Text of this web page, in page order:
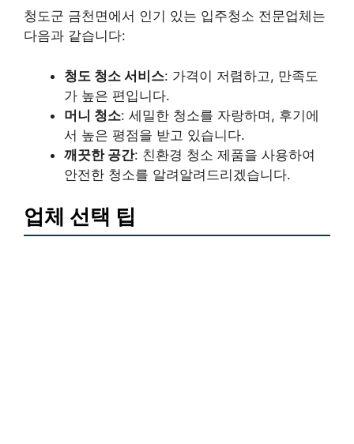
청도군 금천면에서 인기 있는 입주청소 전문업체는
다음과 같습니다:
청도 청소 서비스: 가격이 저렴하고, 만족도
가 높은 편입니다.
머니 청소: 세밀한 청소를 자랑하며, 후기에
서 높은 평점을 받고 있습니다.
깨끗한 공간: 친환경 청소 제품을 사용하여
안전한 청소를 알려알려드리겠습니다.
업체 선택 팁